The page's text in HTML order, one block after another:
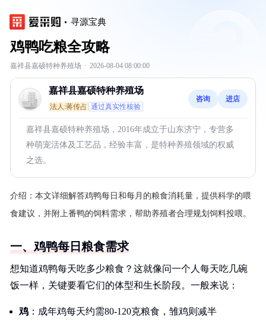
寻源宝典
鸡鸭吃粮全攻略
嘉祥县嘉硕特种养殖场 · 2026-08-04 08:00:00
嘉祥县嘉硕特种养殖场
法人:蒋传占 通过真实性核验
咨询 进店
嘉祥县嘉硕特种养殖场，2016年成立于山东济宁，专营多
种萌宠活体及工艺品，经验丰富，是特种养殖领域的权威
之选。
介绍： 本文详细解答鸡鸭每日和每月的粮食消耗量，提供科学的喂
食建议，并附上番鸭的饲料需求，帮助养殖者合理规划饲料投喂。
一、鸡鸭每日粮食需求
想知道鸡鸭每天吃多少粮食？这就像问一个人每天吃几碗
饭一样，关键要看它们的体型和生长阶段。一般来说：
鸡 ：成年鸡每天约需80-120克粮食，雏鸡则减半